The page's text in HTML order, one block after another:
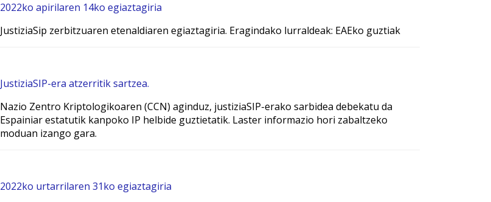
2022ko apirilaren 14ko egiaztagiria
JustiziaSip zerbitzuaren etenaldiaren egiaztagiria. Eragindako lurraldeak: EAEko guztiak
JustiziaSIP-era atzerritik sartzea.
Nazio Zentro Kriptologikoaren (CCN) aginduz, justiziaSIP-erako sarbidea debekatu da
Espainiar estatutik kanpoko IP helbide guztietatik. Laster informazio hori zabaltzeko
moduan izango gara.
2022ko urtarrilaren 31ko egiaztagiria